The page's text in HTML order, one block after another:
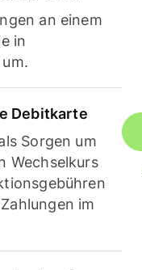
an einem
in
Debitkarte
Sorgen um
Wechselkurs
im